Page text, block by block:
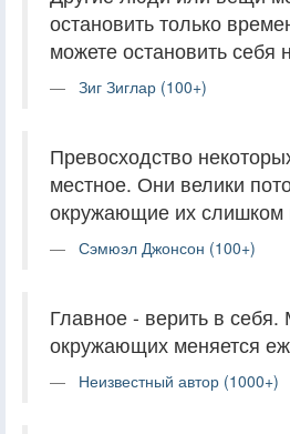
остановить только
можете остановить себя
Зиг Зиглар (100+)
Превосходство
местное. Они велики
окружающие их
Сэмюэл Джонсон (100+)
Главное - верить в
окружающих меняется
Неизвестный автор (1000+)